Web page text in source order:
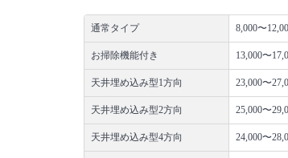
通常タイプ 8,000〜
お掃除機能付き 13,000〜
天井埋め込み型1方向 23,000〜
天井埋め込み型2方向 25,000〜
天井埋め込み型4方向 24,000〜